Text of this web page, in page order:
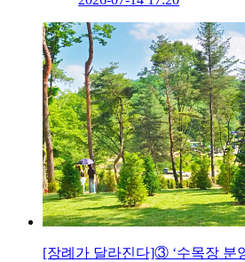
[장례가 달라진다]③ ‘수목장 분